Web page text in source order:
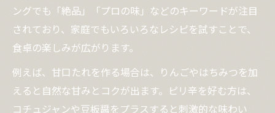
ングでも「絶品」「プロの味」などのキーワードが注目
されており、家庭でもいろいろなレシピを試すことで、
食卓の楽しみが広がります。
例えば、甘口たれを作る場合は、りんごやはちみつを加
えると自然な甘みとコクが出ます。ピリ辛を好む方は、
コチュジャンや豆板醤をプラスすると刺激的な味わい